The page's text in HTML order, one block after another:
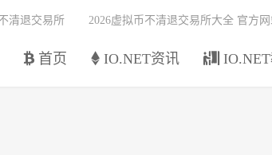
首页 IO.NET资讯
清退交易所 2026虚拟币不清退交易所大全 官方